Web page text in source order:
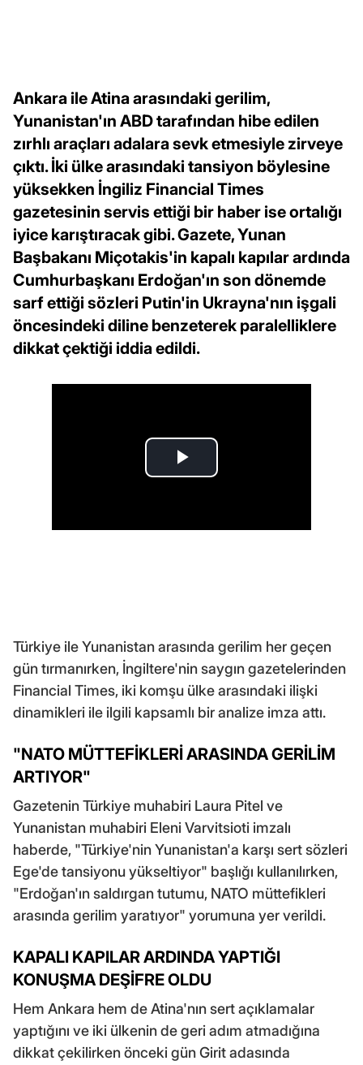
Ankara ile Atina arasındaki gerilim,
Yunanistan'ın ABD tarafından hibe edilen
zırhlı araçları adalara sevk etmesiyle zirveye
çıktı. İki ülke arasındaki tansiyon böylesine
yüksekken İngiliz Financial Times
gazetesinin servis ettiği bir haber ise ortalığı
iyice karıştıracak gibi. Gazete, Yunan
Başbakanı Miçotakis'in kapalı kapılar ardında
Cumhurbaşkanı Erdoğan'ın son dönemde
sarf ettiği sözleri Putin'in Ukrayna'nın işgali
öncesindeki diline benzeterek paralelliklere
dikkat çektiği iddia edildi.
Türkiye ile Yunanistan arasında gerilim her geçen
gün tırmanırken, İngiltere'nin saygın gazetelerinden
Financial Times, iki komşu ülke arasındaki ilişki
dinamikleri ile ilgili kapsamlı bir analize imza attı.
"NATO MÜTTEFİKLERİ ARASINDA GERİLİM
ARTIYOR"
Gazetenin Türkiye muhabiri Laura Pitel ve
Yunanistan muhabiri Eleni Varvitsioti imzalı
haberde, "Türkiye'nin Yunanistan'a karşı sert sözleri
Ege'de tansiyonu yükseltiyor" başlığı kullanılırken,
"Erdoğan'ın saldırgan tutumu, NATO müttefikleri
arasında gerilim yaratıyor" yorumuna yer verildi.
KAPALI KAPILAR ARDINDA YAPTIĞI
KONUŞMA DEŞİFRE OLDU
Hem Ankara hem de Atina'nın sert açıklamalar
yaptığını ve iki ülkenin de geri adım atmadığına
dikkat çekilirken önceki gün Girit adasında